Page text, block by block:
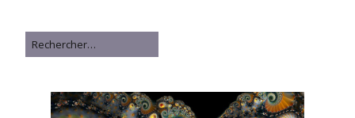
Rechercher